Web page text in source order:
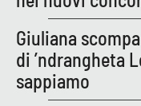
Giuliana
di ’ndrangheta
sappiamo